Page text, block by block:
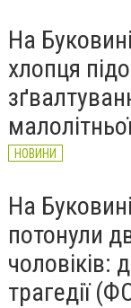
На
хлопця
НОВИНИ
На
потонули
чоловіків:
трагедії